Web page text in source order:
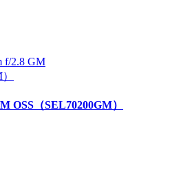
OSS（SEL70200GM）